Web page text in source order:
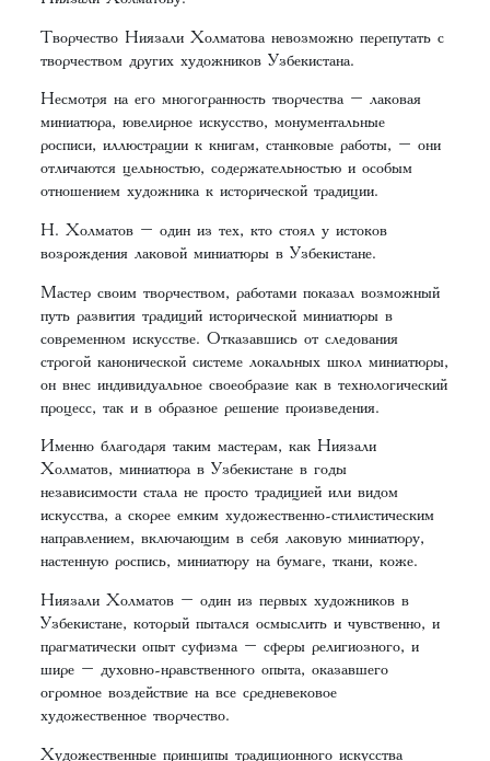
Творчество Ниязали Холматова невозможно перепутать с
творчеством других художников Узбекистана.
Несмотря на его многогранность творчества – лаковая
миниатюра, ювелирное искусство, монументальные
росписи, иллюстрации к книгам, станковые работы, – они
отличаются цельностью, содержательностью и особым
отношением художника к исторической традиции.
Н. Холматов – один из тех, кто стоял у истоков
возрождения лаковой миниатюры в Узбекистане.
Мастер своим творчеством, работами показал возможный
путь развития традиций исторической миниатюры в
современном искусстве. Отказавшись от следования
строгой канонической системе локальных школ миниатюры,
он внес индивидуальное своеобразие как в технологический
процесс, так и в образное решение произведения.
Именно благодаря таким мастерам, как Ниязали
Холматов, миниатюра в Узбекистане в годы
независимости стала не просто традицией или видом
искусства, а скорее емким художественно-стилистическим
направлением, включающим в себя лаковую миниатюру,
настенную роспись, миниатюру на бумаге, ткани, коже.
Ниязали Холматов – один из первых художников в
Узбекистане, который пытался осмыслить и чувственно, и
прагматически опыт суфизма – сферы религиозного, и
шире – духовно-нравственного опыта, оказавшего
огромное воздействие на все средневековое
художественное творчество.
Художественные принципы традиционного искусства